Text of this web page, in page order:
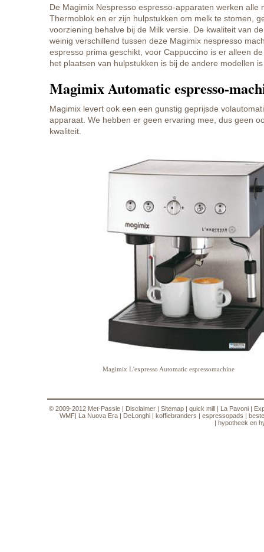
De Magimix Nespresso espresso-apparaten werken alle
Thermoblok en er zijn hulpstukken om melk te stomen,
voorziening behalve bij de Milk versie. De kwaliteit van
weinig verschillend tussen deze Magimix nespresso
espresso prima geschikt, voor Cappuccino is er alleen
het plaatsen van hulpstukken is bij de andere modellen
Magimix Automatic espresso-
Magimix levert ook een een gunstig geprijsde
apparaat. We hebben er geen ervaring mee, dus geen
kwaliteit.
Magimix L'expresso Automatic espressomachine
© 2009-2012 Met-Passie Disclaimer Sitemap quick mill La Pavoni
WMF| La Nuova Era| DeLonghi| koffiebranders espressopads
hypotheek en